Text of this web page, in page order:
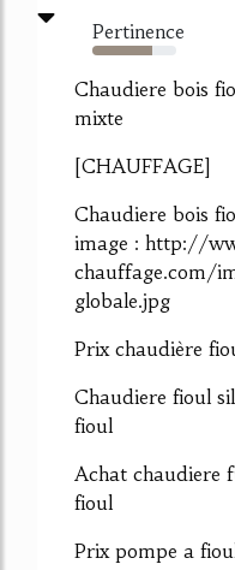
Pertinence
72%
Chaudiere bois
mixte
[CHAUFFAGE]
Chaudiere bois
image : http://
chauffage.com/
globale.jpg
Prix chaudière
Chaudiere fioul
fioul
Achat chaudiere
fioul
Prix pompe a